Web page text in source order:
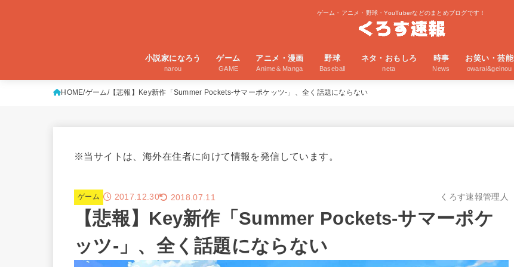
ゲーム・アニメ・野球・YouTuberなどのまとめブログです！
小説家になろう
narou
ゲーム
GAME
アニメ・漫画
Anime＆Manga
野球
Baseball
ネタ・おもしろ
neta
時事
News
お笑い・芸能
owarai&geinou
HOME ゲーム 【悲報】Key新作「Summer Pockets-サマーポケッツ-」、全く話題にならない
※当サイトは、海外在住者に向けて情報を発信しています。
ゲーム 2017.12.30 2018.07.11 くろす速報管理人
【悲報】Key新作「Summer Pockets-サマーポケ
ッツ-」、全く話題にならない